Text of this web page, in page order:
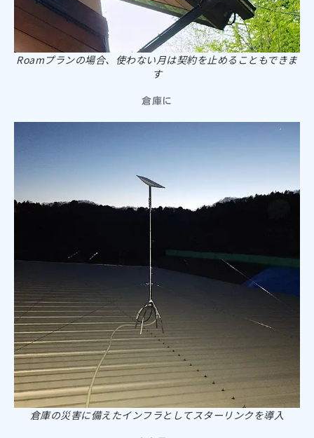
Roamプランの場合、使わない月は契約を止めることもできま
す
倉庫に
倉庫の災害に備えたインフラとしてスターリンクを導入